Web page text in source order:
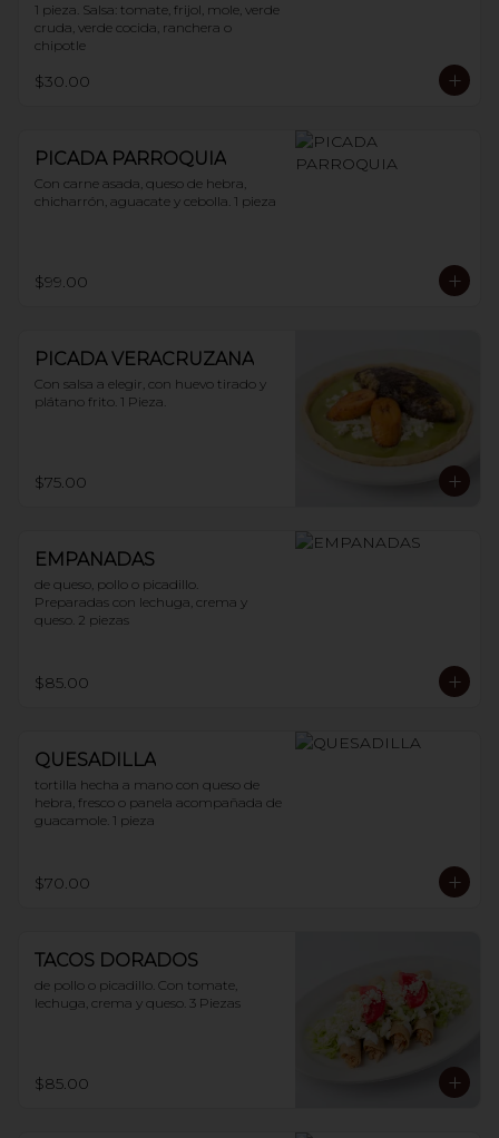
1 pieza. Salsa: tomate, frijol, mole, verde
cruda, verde cocida, ranchera o
chipotle
$30.00
PICADA PARROQUIA
Con carne asada, queso de hebra,
chicharrón, aguacate y cebolla. 1 pieza
$99.00
PICADA VERACRUZANA
Con salsa a elegir, con huevo tirado y
plátano frito. 1 Pieza.
$75.00
EMPANADAS
de queso, pollo o picadillo.
Preparadas con lechuga, crema y
queso. 2 piezas
$85.00
QUESADILLA
tortilla hecha a mano con queso de
hebra, fresco o panela acompañada de
guacamole. 1 pieza
$70.00
TACOS DORADOS
de pollo o picadillo. Con tomate,
lechuga, crema y queso. 3 Piezas
$85.00